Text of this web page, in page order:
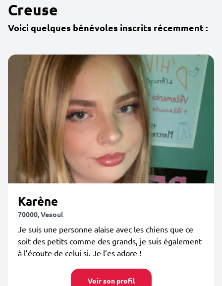
Creuse
Voici quelques bénévoles inscrits récemment :
Karène
70000, Vesoul
Je suis une personne alaise avec les chiens que ce
soit des petits comme des grands, je suis également
à l’écoute de celui si. Je l’es adore !
Voir son profil